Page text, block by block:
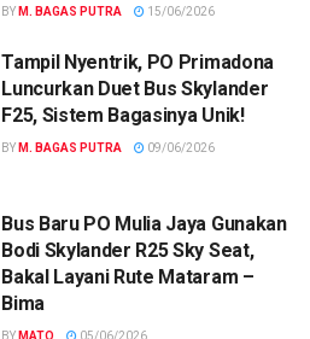
BY M. BAGAS PUTRA 15/06/2026
Tampil Nyentrik, PO Primadona
Luncurkan Duet Bus Skylander
F25, Sistem Bagasinya Unik!
BY M. BAGAS PUTRA 09/06/2026
Bus Baru PO Mulia Jaya Gunakan
Bodi Skylander R25 Sky Seat,
Bakal Layani Rute Mataram –
Bima
BY MATO 05/06/2026